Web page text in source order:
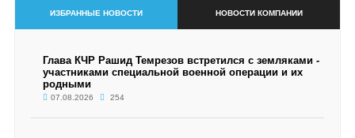
ИЗБРАННЫЕ НОВОСТИ НОВОСТИ КОМПАНИИ
Глава КЧР Рашид Темрезов встретился с земляками -
участниками специальной военной операции и их
родными
07.08.2026 254